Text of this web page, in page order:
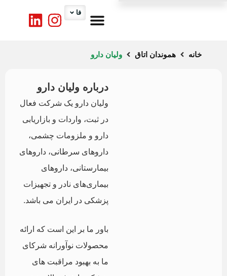
فا
خانه هموندان اتاق ولیان دارو
درباره ولیان دارو
ولیان دارو یک شرکت فعال
در ثبت، واردات و بازاریابی
دارو و ملزومات چشمی،
داروهای سرطانی، داروهای
بیمارستانی، داروهای
بیماری‌های نادر و تجهیزات
پزشکی در ایران می باشد.
باور ما بر این است که ارائه
محصولات نوآورانه شرکای
ما به بهبود مراقبت های